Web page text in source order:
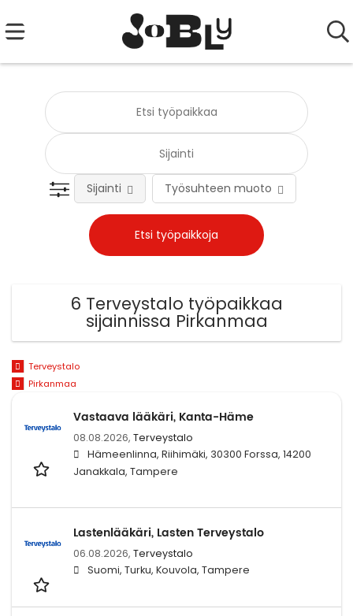
Työsuhteen muoto
Sijainti
6 Terveystalo työpaikkaa
sijainnissa Pirkanmaa
Terveystalo
Pirkanmaa
Vastaava lääkäri, Kanta-Häme
08.08.2026, Terveystalo
Hämeenlinna, Riihimäki, 30300 Forssa, 14200
Janakkala, Tampere
Lastenlääkäri, Lasten Terveystalo
06.08.2026, Terveystalo
Suomi, Turku, Kouvola, Tampere